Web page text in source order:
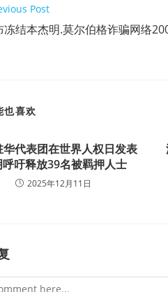
Post
冻结本杰明.莫尔伯格诈骗网络
也喜欢
华代表团在世界人权日发表
吁释放39名被羁押人士
2025年12月11日